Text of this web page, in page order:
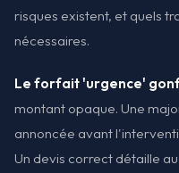
risques existent, et quels
nécessaires.
Le forfait 'urgence'
montant opaque. Une
annoncée avant
Un devis correct détaille